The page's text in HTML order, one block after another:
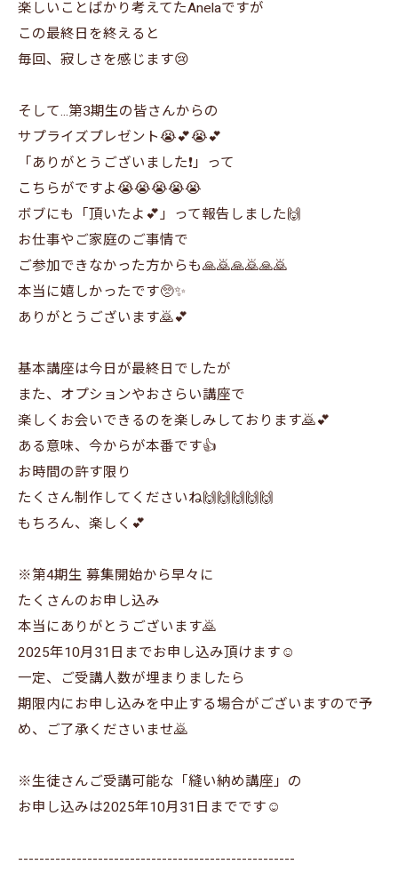
楽しいことばかり考えてたAnelaですが
この最終日を終えると
毎回、寂しさを感じます😢
そして...第3期生の皆さんからの
サプライズプレゼント😭💕😭💕
「ありがとうございました❗」って
こちらがですよ😭😭😭😭😭
ボブにも「頂いたよ💕」って報告しました🙌
お仕事やご家庭のご事情で
ご参加できなかった方からも🙏🙇🙏🙇🙏🙇
本当に嬉しかったです🥺✨
ありがとうございます🙇💕
基本講座は今日が最終日でしたが
また、オプションやおさらい講座で
楽しくお会いできるのを楽しみしております🙇💕
ある意味、今からが本番です👍
お時間の許す限り
たくさん制作してくださいね🙌🙌🙌🙌🙌
もちろん、楽しく💕
※第4期生 募集開始から早々に
たくさんのお申し込み
本当にありがとうございます🙇
2025年10月31日までお申し込み頂けます☺️
一定、ご受講人数が埋まりましたら
期限内にお申し込みを中止する場合がございますので予
め、ご了承くださいませ🙇
※生徒さんご受講可能な「縫い納め講座」の
お申し込みは2025年10月31日までです☺️
----------------------------------------------------